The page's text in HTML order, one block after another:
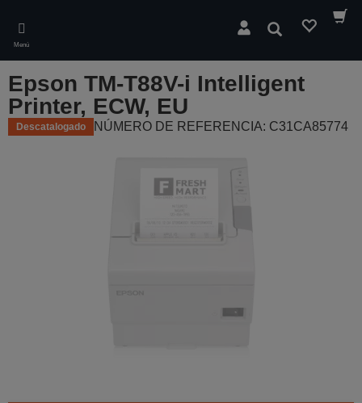
main
content
Menú
Buscar
Epson TM-T88V-i Intelligent
Printer, ECW, EU
Descatalogado NÚMERO DE REFERENCIA: C31CA85774